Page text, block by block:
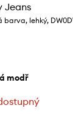
Jeans
lehký,
modř